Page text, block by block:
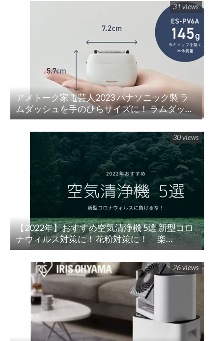
アメトーク家電芸人2023 パナソニック製 ラ
ムダッシュを手のひらサイズに！ ラムダッシ
ュ パームイン5枚刃(ES-PV3A-K)
31 views
【2022年】おすすめ空気清浄機 5選 新型コロ
ナウィルス対策に！花粉対策に！ 楽
天/Amazon/Yahoo/PayPay
30 views
26 views